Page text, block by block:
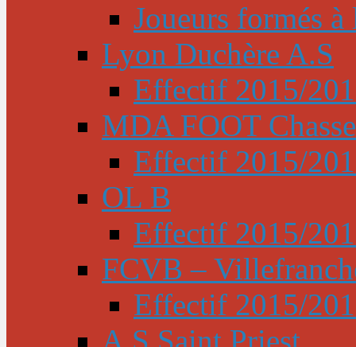
Joueurs formés
Lyon Duchère A.S
Effectif 2015/
MDA FOOT
Effectif 2015/
OL B
Effectif 2015/
FCVB –
Effectif 2015/